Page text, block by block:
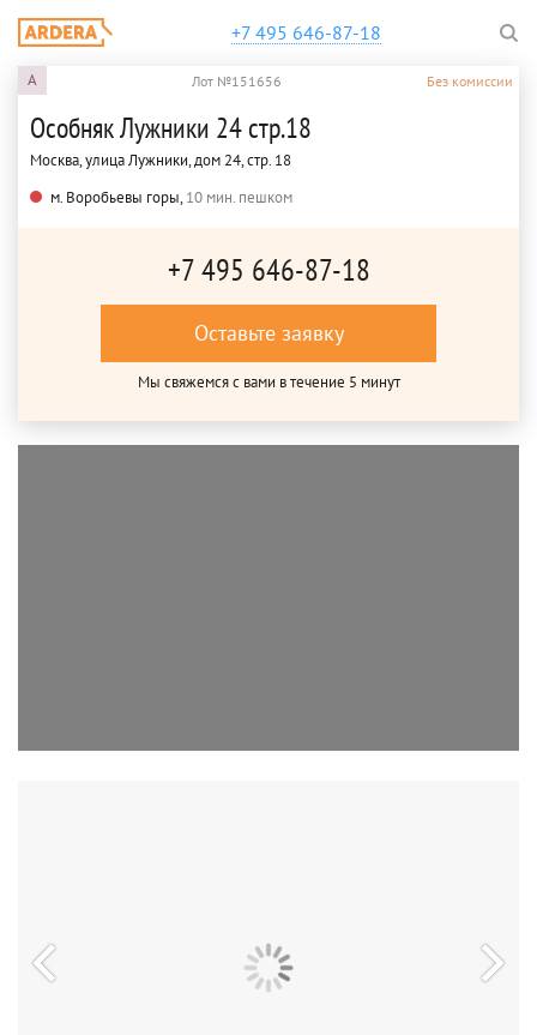
+7 495 646-87-18
A Лот №151656 Без комиссии
Особняк Лужники 24 стр.18
Москва, улица Лужники, дом 24, стр. 18
м. Воробьевы горы,10 мин. пешком
+7 495 646-87-18
Оставьте заявку
Мы свяжемся с вами в течение 5 минут